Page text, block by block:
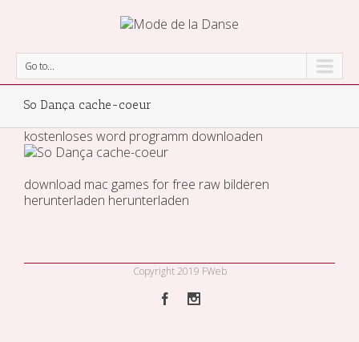
Go to...
So Dança cache-coeur
kostenloses word programm downloaden
download mac games for free raw bilderen
herunterladen herunterladen
Copyright 2019 FWeb